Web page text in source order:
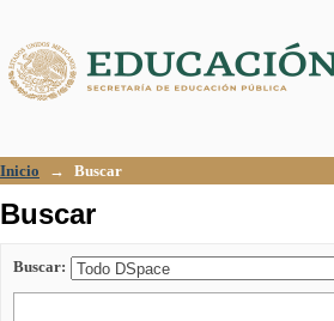
Inicio → Buscar
Buscar
Buscar: